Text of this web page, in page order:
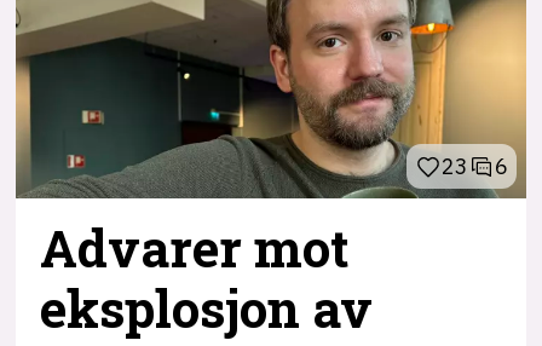
23 6
Advarer mot
eksplosjon av